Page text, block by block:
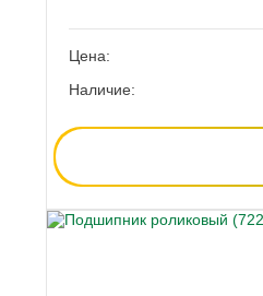
Цена:
Наличие: